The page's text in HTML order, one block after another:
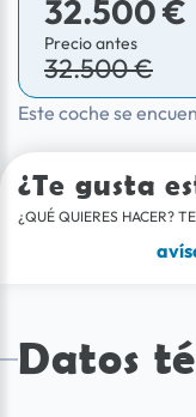
32.500 €
Precio antes
32.500 €
Este coche se
¿Te gusta
¿QUÉ QUIERES HACER?
Datos